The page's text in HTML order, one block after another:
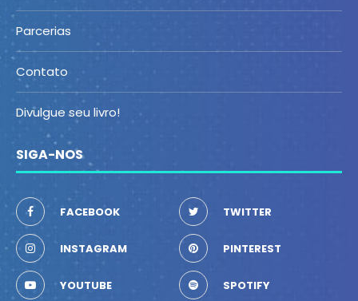
Parcerias
Contato
Divulgue seu livro!
SIGA-NOS
FACEBOOK TWITTER
INSTAGRAM PINTEREST
YOUTUBE SPOTIFY